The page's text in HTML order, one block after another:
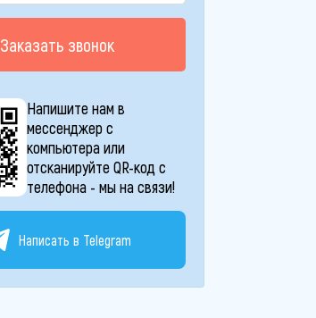
Заказать звонок
Напишите нам в
мессенджер с
компьютера или
отсканируйте QR-код с
телефона - мы на связи!
Написать в Telegram